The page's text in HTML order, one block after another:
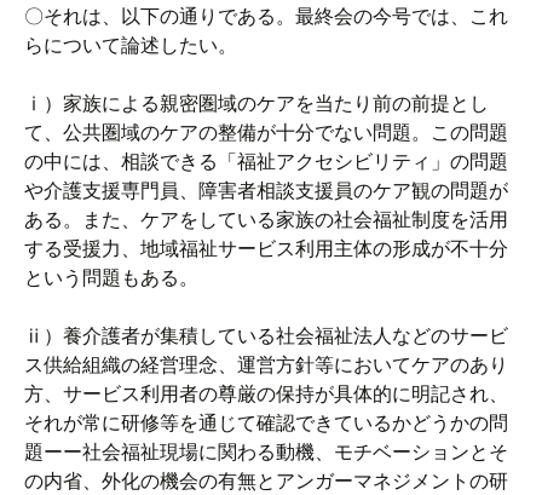
〇それは、以下の通りである。最終会の今号では、これ
らについて論述したい。
ⅰ）家族による親密圏域のケアを当たり前の前提とし
て、公共圏域のケアの整備が十分でない問題。この問題
の中には、相談できる「福祉アクセシビリティ」の問題
や介護支援専門員、障害者相談支援員のケア観の問題が
ある。また、ケアをしている家族の社会福祉制度を活用
する受援力、地域福祉サービス利用主体の形成が不十分
という問題もある。
ⅱ）養介護者が集積している社会福祉法人などのサービ
ス供給組織の経営理念、運営方針等においてケアのあり
方、サービス利用者の尊厳の保持が具体的に明記され、
それが常に研修等を通じて確認できているかどうかの問
題ーー社会福祉現場に関わる動機、モチベーションとそ
の内省、外化の機会の有無とアンガーマネジメントの研